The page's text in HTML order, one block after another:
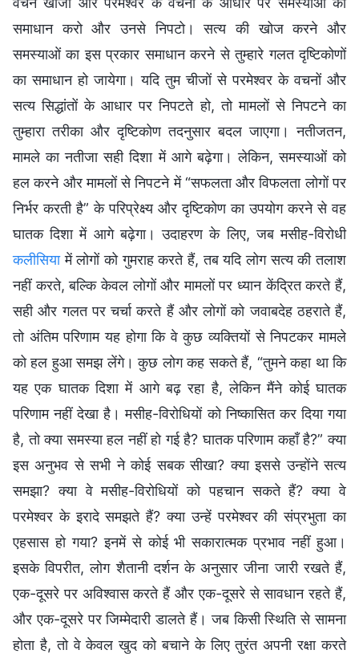
समाधान करो और उनसे निपटो। सत्य की खोज करने और
समस्याओं का इस प्रकार समाधान करने से तुम्हारे गलत दृष्टिकोणों
का समाधान हो जायेगा। यदि तुम चीजों से परमेश्वर के वचनों और
सत्य सिद्धांतों के आधार पर निपटते हो, तो मामलों से निपटने का
तुम्हारा तरीका और दृष्टिकोण तदनुसार बदल जाएगा। नतीजतन,
मामले का नतीजा सही दिशा में आगे बढ़ेगा। लेकिन, समस्याओं को
हल करने और मामलों से निपटने में “सफलता और विफलता लोगों पर
निर्भर करती है” के परिप्रेक्ष्य और दृष्टिकोण का उपयोग करने से वह
घातक दिशा में आगे बढ़ेगा। उदाहरण के लिए, जब मसीह-विरोधी
कलीसियामें लोगों को गुमराह करते हैं, तब यदि लोग सत्य की तलाश
नहीं करते, बल्कि केवल लोगों और मामलों पर ध्यान केंद्रित करते हैं,
सही और गलत पर चर्चा करते हैं और लोगों को जवाबदेह ठहराते हैं,
तो अंतिम परिणाम यह होगा कि वे कुछ व्यक्तियों से निपटकर मामले
को हल हुआ समझ लेंगे। कुछ लोग कह सकते हैं, “तुमने कहा था कि
यह एक घातक दिशा में आगे बढ़ रहा है, लेकिन मैंने कोई घातक
परिणाम नहीं देखा है। मसीह-विरोधियों को निष्कासित कर दिया गया
है, तो क्या समस्या हल नहीं हो गई है? घातक परिणाम कहाँ है?” क्या
इस अनुभव से सभी ने कोई सबक सीखा? क्या इससे उन्होंने सत्य
समझा? क्या वे मसीह-विरोधियों को पहचान सकते हैं? क्या वे
परमेश्वर के इरादे समझते हैं? क्या उन्हें परमेश्वर की संप्रभुता का
एहसास हो गया? इनमें से कोई भी सकारात्मक प्रभाव नहीं हुआ।
इसके विपरीत, लोग शैतानी दर्शन के अनुसार जीना जारी रखते हैं,
एक-दूसरे पर अविश्वास करते हैं और एक-दूसरे से सावधान रहते हैं,
और एक-दूसरे पर जिम्मेदारी डालते हैं। जब किसी स्थिति से सामना
होता है, तो वे केवल खुद को बचाने के लिए तुरंत अपनी रक्षा करते